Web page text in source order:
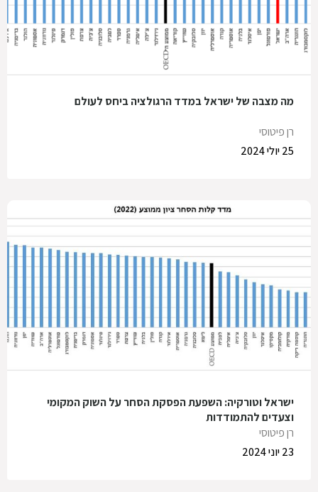
מה מצבה של ישראל במדד הרגולציה ביחס לעולם
רן פיטוסי
25 יולי 2024
ישראל וטורקיה: השפעת הפסקת הסחר על השוק המקומי
וצעדים להתמודדות
רן פיטוסי
23 יוני 2024